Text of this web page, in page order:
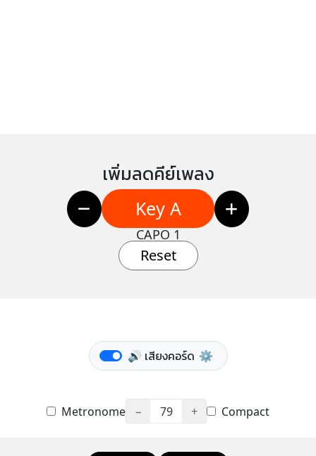
เพิ่มลดคีย์เพลง
Key A
CAPO 1
Reset
🔊 เสียงคอร์ด ⚙️
Metronome − 79 + Compact